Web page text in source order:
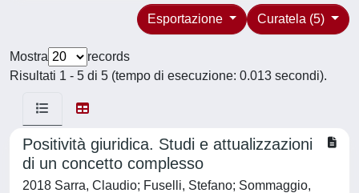
Curatela (5)
Esportazione
Mostra
records
Risultati 1 - 5 di 5 (tempo di esecuzione: 0.013 secondi).
Positività giuridica. Studi e attualizzazioni
di un concetto complesso
2018 Sarra, Claudio; Fuselli, Stefano; Sommaggio,